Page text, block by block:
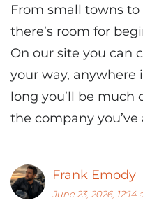
From small towns
there’s room for
On our site you can
your way, anywhere
long you’ll be much
the company
Frank Emody
June 23, 2026, 12:14